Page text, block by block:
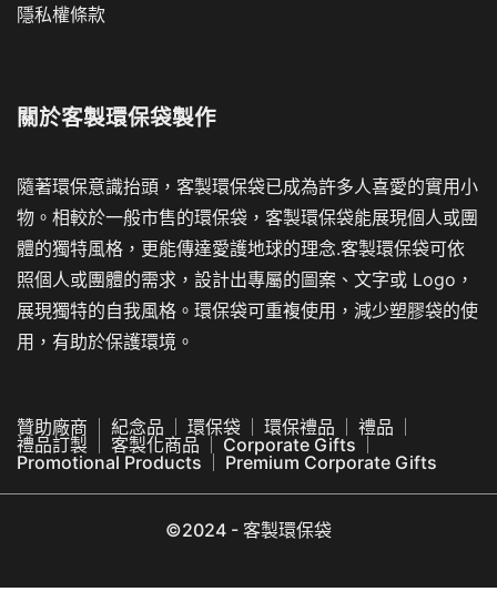
隱私權條款
關於客製環保袋製作
隨著環保意識抬頭，客製環保袋已成為許多人喜愛的實用小
物。相較於一般市售的環保袋，客製環保袋能展現個人或團
體的獨特風格，更能傳達愛護地球的理念.客製環保袋可依
照個人或團體的需求，設計出專屬的圖案、文字或 Logo，
展現獨特的自我風格。環保袋可重複使用，減少塑膠袋的使
用，有助於保護環境。
贊助廠商 紀念品 環保袋 環保禮品
禮品
禮品訂製
客製化商品
Corporate Gifts
Promotional Products
Premium Corporate Gifts
©2024 - 客製環保袋